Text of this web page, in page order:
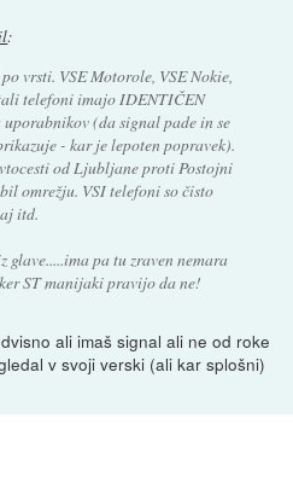
:
vrsti. VSE Motorole, VSE Nokie,
telefoni imajo IDENTIČEN
(da signal pade in se
- kar je lepoten popravek).
od Ljubljane proti Postojni
omrežju. VSI telefoni so čisto
itd.
glave.....ima pa tu zraven nemara
ST manijaki pravijo da ne!
ali imaš signal ali ne od roke
v svoji verski (ali kar splošni)